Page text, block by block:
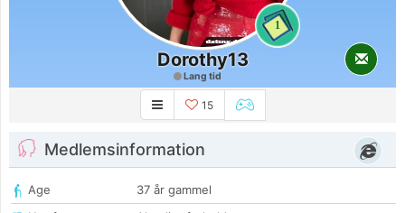
1
Dorothy13
Lang tid
15
Medlemsinformation
Age
37 år gammel